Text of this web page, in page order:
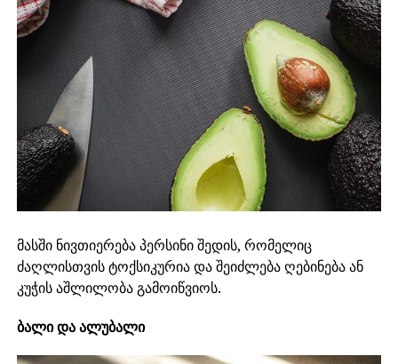
მასში ნივთიერება პერსინი შედის, რომელიც
ძაღლისთვის ტოქსიკურია და შეიძლება ღებინება ან
კუჭის აშლილობა გამოიწვიოს.
ბალი და ალუბალი